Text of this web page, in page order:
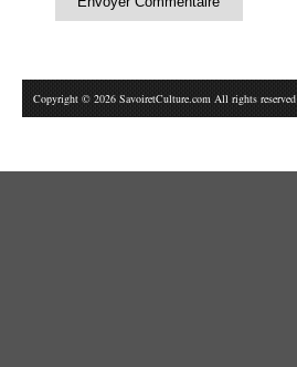
Copyright © 2026 SavoiretCulture.com All rights reserved